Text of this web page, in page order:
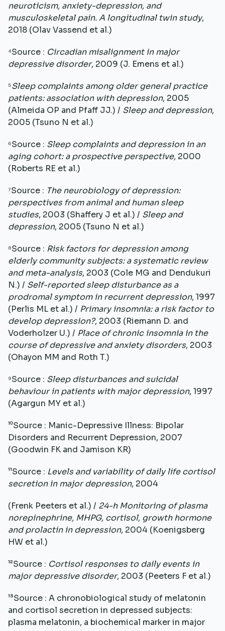
neuroticism, anxiety-depression, and
musculoskeletal pain. A longitudinal twin study,
2018 (Olav Vassend et al.)
⁴Source : Circadian misalignment in major
depressive disorder, 2009 (J. Emens et al.)
⁵Sleep complaints among older general practice
patients: association with depression, 2005
(Almeida OP and Pfaff JJ.) / Sleep and depression,
2005 (Tsuno N et al.)
⁶Source : Sleep complaints and depression in an
aging cohort: a prospective perspective, 2000
(Roberts RE et al.)
⁷Source : The neurobiology of depression:
perspectives from animal and human sleep
studies, 2003 (Shaffery J et al.) / Sleep and
depression, 2005 (Tsuno N et al.)
⁸Source : Risk factors for depression among
elderly community subjects: a systematic review
and meta-analysis, 2003 (Cole MG and Dendukuri
N.) / Self-reported sleep disturbance as a
prodromal symptom in recurrent depression, 1997
(Perlis ML et al.) / Primary insomnia: a risk factor to
develop depression?, 2003 (Riemann D. and
Voderholzer U.) / Place of chronic insomnia in the
course of depressive and anxiety disorders, 2003
(Ohayon MM and Roth T.)
⁹Source : Sleep disturbances and suicidal
behaviour in patients with major depression, 1997
(Agargun MY et al.)
¹⁰Source : Manic-Depressive Illness: Bipolar
Disorders and Recurrent Depression, 2007
(Goodwin FK and Jamison KR)
¹¹Source : Levels and variability of daily life cortisol
secretion in major depression, 2004
(Frenk Peeters et al.) / 24-h Monitoring of plasma
norepinephrine, MHPG, cortisol, growth hormone
and prolactin in depression, 2004 (Koenigsberg
HW et al.)
¹²Source : Cortisol responses to daily events in
major depressive disorder, 2003 (Peeters F et al.)
¹³Source : A chronobiological study of melatonin
and cortisol secretion in depressed subjects:
plasma melatonin, a biochemical marker in major